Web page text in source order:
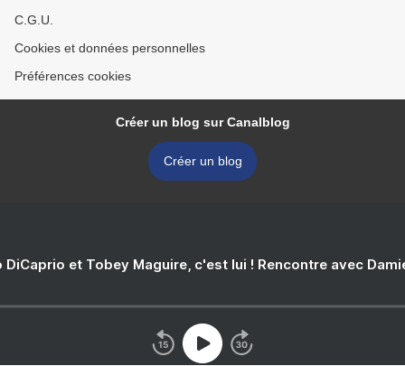
C.G.U.
Cookies et données personnelles
Préférences cookies
Créer un blog sur Canalblog
Créer un blog
DiCaprio et Tobey Maguire, c'est lui ! Rencontre avec